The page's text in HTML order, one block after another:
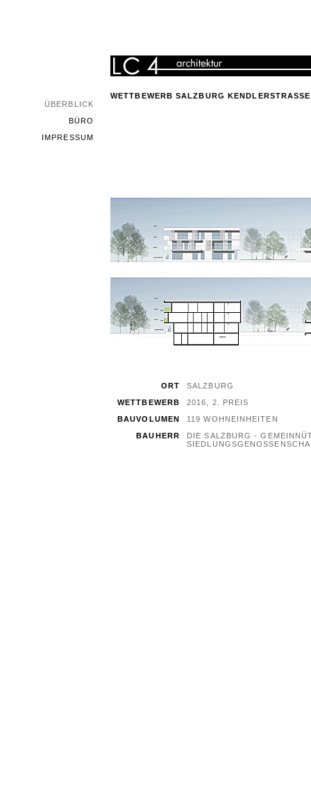
ÜBERBLICK
BÜRO
IMPRESSUM
WETTBEWERB SALZBURG
ORT
WETTBEWERB
BAUVOLUMEN
BAUHERR
SALZBURG
2016, 2. PREIS
119 WOHNEINHEITEN
DIE SALZBURG -